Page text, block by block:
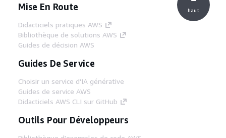
Mise En Route
Didacticiels pratiques AWS
Bibliothèque de solutions AWS
Guides de décision AWS
Guides De Service
Choisir un service d'IA générative
Guides de service AWS
Didacticiels AWS CLI sur GitHub
Outils Pour Développeurs
haut